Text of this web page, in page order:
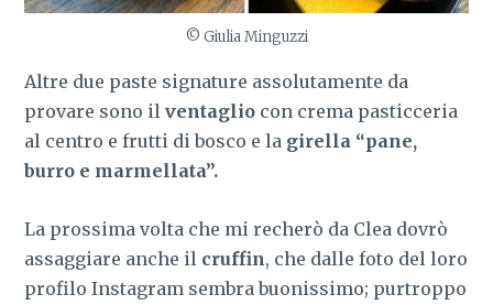
© Giulia Minguzzi
Altre due paste signature assolutamente da
provare sono ilventaglio con crema pasticceria
al centro e frutti di bosco e la girella “pane,
burro e marmellata”.
La prossima volta che mi recherò da Clea dovrò
assaggiare anche il cruffin, che dalle foto del loro
profilo Instagram sembra buonissimo; purtroppo